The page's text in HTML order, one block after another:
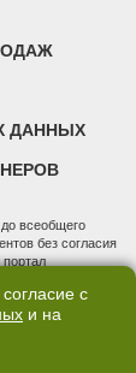
ДАННЫХ
всеобщего
без согласия
коммуникаций
02.09.2019
Юридический
Свердловская
с
и на